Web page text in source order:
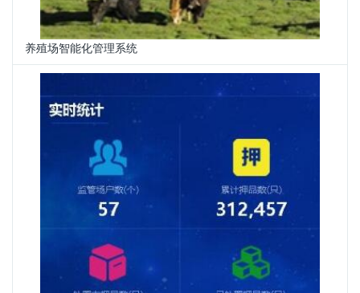
养殖场智能化管理系统